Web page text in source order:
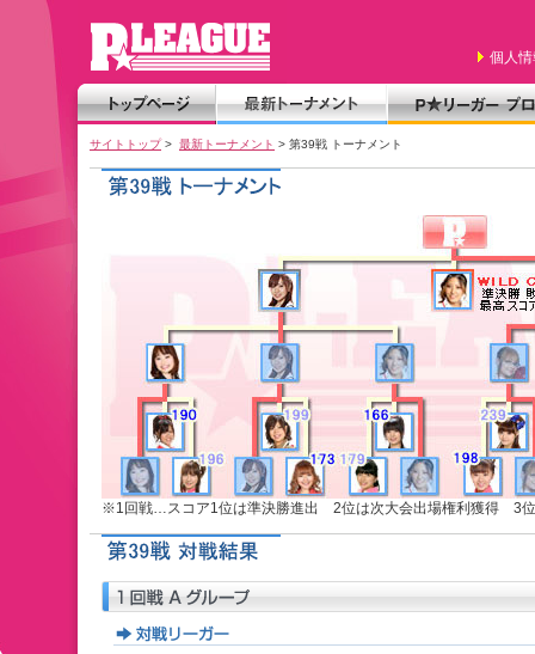
個人
サイトトップ> 最新トーナメント > 第39戦 トーナメント
※1回戦…スコア1位は準決勝進出 2位は次大会出場権利獲得 3位